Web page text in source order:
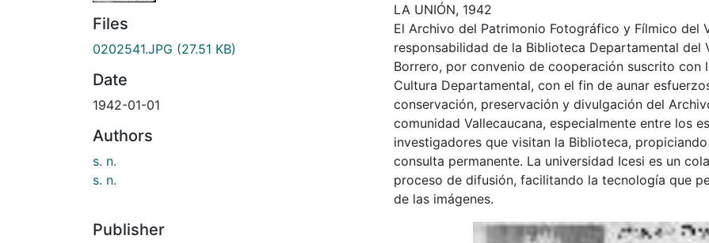
Files
0202541.JPG (27.51 KB)
Date
1942-01-01
Authors
s. n.
s. n.
Publisher
LA UNIÓN, 1942
El Archivo del Patrimonio Fotográfico y Fílmico del
responsabilidad de la Biblioteca Departamental del
Borrero, por convenio de cooperación suscrito con
Cultura Departamental, con el fin de aunar
conservación, preservación y divulgación del
comunidad Vallecaucana, especialmente entre los
investigadores que visitan la Biblioteca,
consulta permanente. La universidad Icesi es un
proceso de difusión, facilitando la tecnología que
de las imágenes.